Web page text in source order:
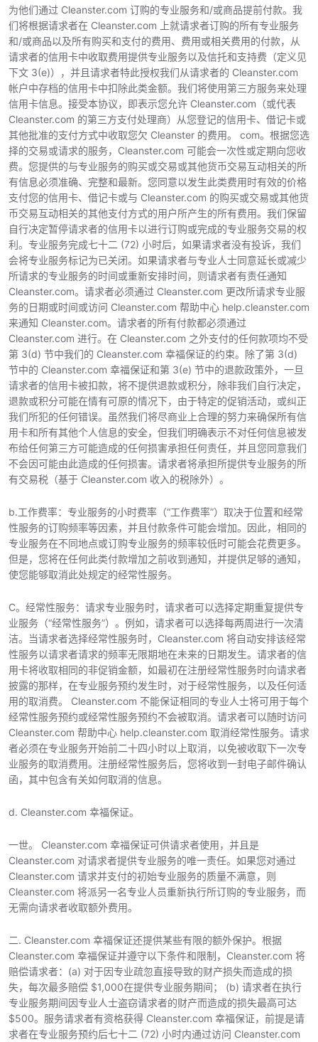
为他们通过 Cleanster.com 订购的专业服务和/或商品提前付款。我
们将根据请求者在 Cleanster.com 上就请求者订购的所有专业服务
和/或商品以及所有购买和支付的费用、费用或相关费用的付款，从
请求者的信用卡中收取费用提供专业服务以及信托和支持费（定义见
下文 3(e)），并且请求者特此授权我们从请求者的 Cleanster.com
帐户中存档的信用卡中扣除此类金额。我们将使用第三方服务来处理
信用卡信息。接受本协议，即表示您允许 Cleanster.com（或代表
Cleanster.com 的第三方支付处理商）从您登记的信用卡、借记卡或
其他批准的支付方式中收取您欠 Cleanster 的费用。 com。根据您选
择的交易或请求的服务，Cleanster.com 可能会一次性或定期向您收
费。您提供的与专业服务的购买或交易或其他货币交易互动相关的所
有信息必须准确、完整和最新。您同意以发生此类费用时有效的价格
支付您的信用卡、借记卡或与 Cleanster.com 的购买或交易或其他货
币交易互动相关的其他支付方式的用户所产生的所有费用。我们保留
自行决定暂停请求者的信用卡以进行订购或完成的专业服务交易的权
利。专业服务完成七十二 (72) 小时后，如果请求者没有投诉，我们
会将专业服务标记为已关闭。如果请求者与专业人士同意延长或减少
所请求的专业服务的时间或重新安排时间，则请求者有责任通知
Cleanster.com。请求者必须通过 Cleanster.com 更改所请求专业服
务的日期或时间或访问 Cleanster.com 帮助中心 help.cleanster.com
来通知 Cleanster.com。请求者的所有付款都必须通过
Cleanster.com 进行。在 Cleanster.com 之外支付的任何款项均不受
第 3(d) 节中我们的 Cleanster.com 幸福保证的约束。除了第 3(d)
节中的 Cleanster.com 幸福保证和第 3(e) 节中的退款政策外，一旦
请求者的信用卡被扣款，将不提供退款或积分，除非我们自行决定，
退款或积分可能在情有可原的情况下，由于特定的促销活动，或纠正
我们所犯的任何错误。虽然我们将尽商业上合理的努力来确保所有信
用卡和所有其他个人信息的安全，但我们明确表示不对任何信息被发
布给任何第三方可能造成的任何损害承担任何责任，并且您同意我们
不会因可能由此造成的任何损害。请求者将承担所提供专业服务的所
有交易税（基于 Cleanster.com 收入的税除外）。
b.工作费率：专业服务的小时费率（“工作费率”）取决于位置和经常
性服务的订购频率等因素，并且付款条件可能会增加。因此，相同的
专业服务在不同地点或订购专业服务的频率较低时可能会花费更多。
但是，您将在任何此类付款增加之前收到通知，并提供足够的通知，
使您能够取消此处规定的经常性服务。
C。经常性服务：请求专业服务时，请求者可以选择定期重复提供专
业服务（“经常性服务”）。例如，请求者可以选择每两周进行一次清
洁。当请求者选择经常性服务时，Cleanster.com 将自动安排该经常
性服务以请求者请求的频率无限期地在未来的日期发生。请求者的信
用卡将收取相同的非促销金额，如最初在注册经常性服务时向请求者
披露的那样，在专业服务预约发生时，对于经常性服务，以及任何适
用的取消费。 Cleanster.com 不能保证相同的专业人士将可用于每个
经常性服务预约或经常性服务预约不会被取消。请求者可以随时访问
Cleanster.com 帮助中心 help.cleanster.com 取消经常性服务。请求
者必须在专业服务开始前二十四小时以上取消，以免被收取下一次专
业服务的取消费用。注册经常性服务后，您将收到一封电子邮件确认
函，其中包含有关如何取消的信息。
d. Cleanster.com 幸福保证。
一世。 Cleanster.com 幸福保证可供请求者使用，并且是
Cleanster.com 对请求者提供专业服务的唯一责任。如果您对通过
Cleanster.com 请求并支付的初始专业服务的质量不满意，则
Cleanster.com 将派另一名专业人员重新执行所订购的专业服务，而
无需向请求者收取额外费用。
二. Cleanster.com 幸福保证还提供某些有限的额外保护。根据
Cleanster.com 幸福保证并遵守以下条件和限制，Cleanster.com 将
赔偿请求者：(a) 对于因专业疏忽直接导致的财产损失而造成的损
失，每次最多赔偿 $1,000在提供专业服务期间； (b) 请求者在执行
专业服务期间因专业人士盗窃请求者的财产而造成的损失最高可达
$500。服务请求者有资格获得 Cleanster.com 幸福保证，前提是请
求者在专业服务预约后七十二 (72) 小时内通过访问 Cleanster.com